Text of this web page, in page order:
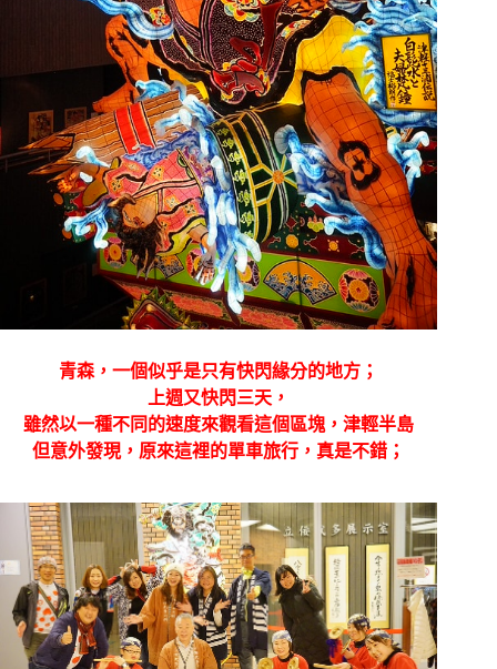
青森，一個似乎是只有快閃緣分的地方；
上週又快閃三天，
雖然以一種不同的速度來觀看這個區塊，津輕半島
但意外發現，原來這裡的單車旅行，真是不錯；